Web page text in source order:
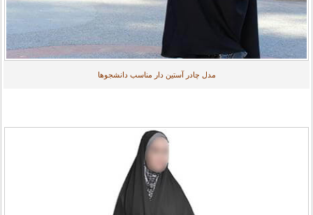
مدل چادر آستین دار مناسب دانشجوها